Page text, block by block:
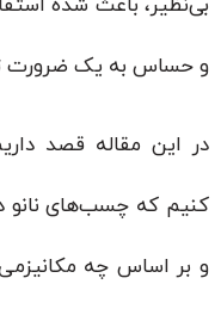
بی‌نظیر، باعث شده
و حساس به یک ضرورت
در این مقاله قصد
کنیم که چسب‌های نانو
و بر اساس چه